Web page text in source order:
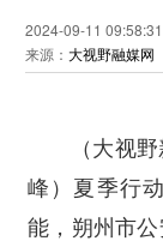
2024-09-11 09:58:31
来源： 大视野融媒网
（大视
峰） 夏季行
能，朔州市